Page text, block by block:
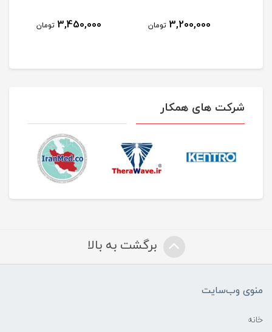
3,200,000 تومان 3,450,000 تومان
شرکت های همکار
برگشت به بالا
منوی وب‌سایت
خانه